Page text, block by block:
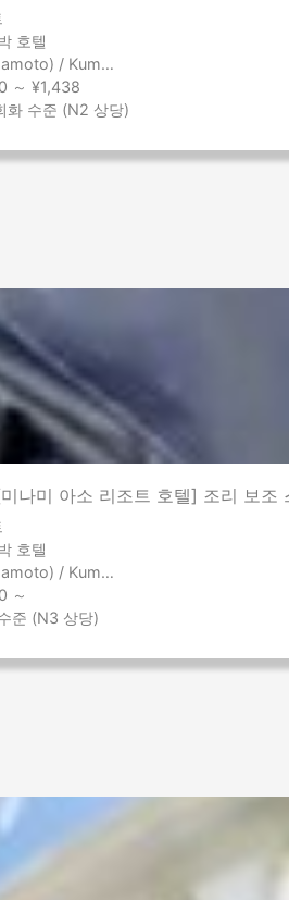
호텔
加勢 / 熊本県
～ ¥1,438
화 수준 (N2 상당)
나미 아소 리조트 호텔] 조리 보
호텔
加勢 / 熊本県
～
준 (N3 상당)